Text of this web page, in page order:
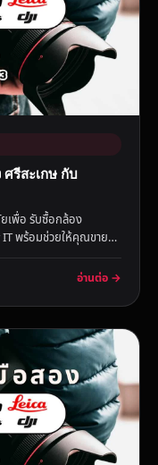
รีสะเกษ กับ
เพื่อ รับซื้อกล้อง
พร้อมช่วยให้คุณขาย
อ่านต่อ →